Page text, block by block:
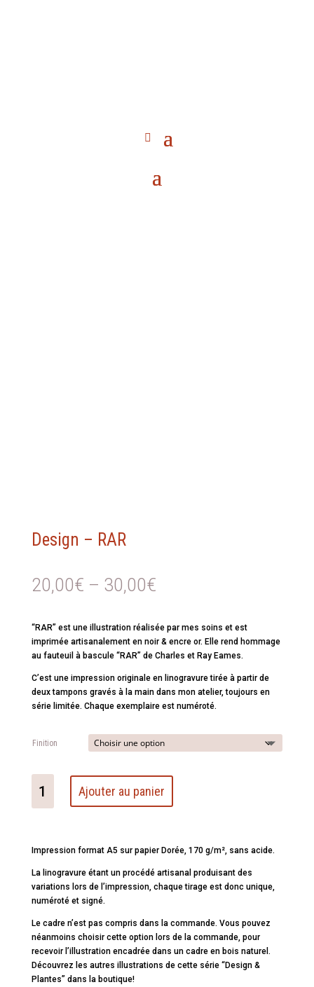
Design – RAR
20,00€ – 30,00€
“RAR” est une illustration réalisée par mes soins et est
imprimée artisanalement en noir & encre or. Elle rend hommage
au fauteuil à bascule “RAR” de Charles et Ray Eames.
C’est une impression originale en linogravure tirée à partir de
deux tampons gravés à la main dans mon atelier, toujours en
série limitée. Chaque exemplaire est numéroté.
Finition
Design
Ajouter au panier
Impression format A5 sur papier Dorée, 170 g/m², sans acide.
La linogravure étant un procédé artisanal produisant des
variations lors de l’impression, chaque tirage est donc unique,
numéroté et signé.
Le cadre n’est pas compris dans la commande. Vous pouvez
néanmoins choisir cette option lors de la commande, pour
recevoir l’illustration encadrée dans un cadre en bois naturel.
Découvrez les autres illustrations de cette série “Design &
Plantes” dans la boutique!